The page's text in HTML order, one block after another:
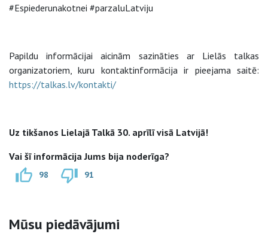
#Espiederunakotnei #parzaluLatviju
Papildu informācijai aicinām sazināties ar Lielās talkas
organizatoriem, kuru kontaktinformācija ir pieejama saitē:
https://talkas.lv/kontakti/
Uz tikšanos Lielajā Talkā 30. aprīlī visā Latvijā!
Vai šī informācija Jums bija noderīga?
98 91
Sāna navigācija
Mūsu piedāvājumi